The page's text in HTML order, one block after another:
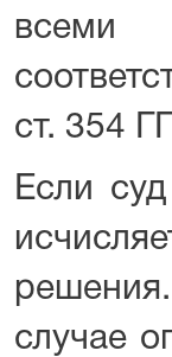
всеми
ст. 354
Если
случае